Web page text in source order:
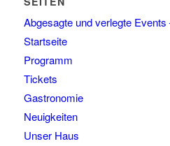
Abgesagte und verlegte
Startseite
Programm
Tickets
Gastronomie
Neuigkeiten
Unser Haus